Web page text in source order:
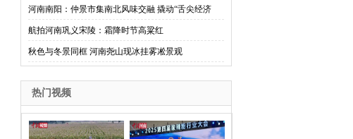
河南南阳：仲景市集南北风味交融 撬动“舌尖经济
航拍河南巩义宋陵：霜降时节高粱红
秋色与冬景同框 河南尧山现冰挂雾凇景观
热门视频